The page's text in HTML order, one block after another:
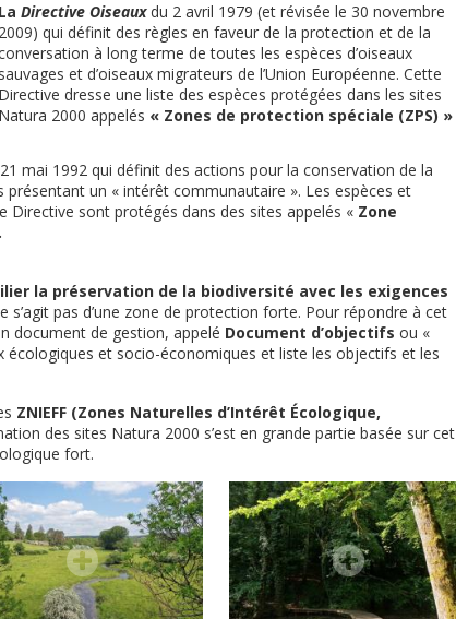
LaDirective Oiseaux du 2 avril 1979 (et révisée le 30 novembre
2009) qui définit des règles en faveur de la protection et de la
à long terme de toutes les espèces d’oiseaux
sauvages et d’oiseaux migrateurs de l’Union Européenne. Cette
Directive dresse une liste des espèces protégées dans les sites
Natura 2000 appelés « Zones de protection spéciale (ZPS) »
mai 1992 qui définit des actions pour la conservation de la
présentant un « intérêt communautaire ». Les espèces et
Directive sont protégés dans des sites appelés « Zone
la préservation de la biodiversité avec les exigences
s’agit pas d’une zone de protection forte. Pour répondre à cet
document de gestion, appelé Document d’objectifs ou «
écologiques et socio-économiques et liste les objectifs et les
ZNIEFF (Zones Naturelles d’Intérêt Écologique,
des sites Natura 2000 s’est en grande partie basée sur cet
fort.